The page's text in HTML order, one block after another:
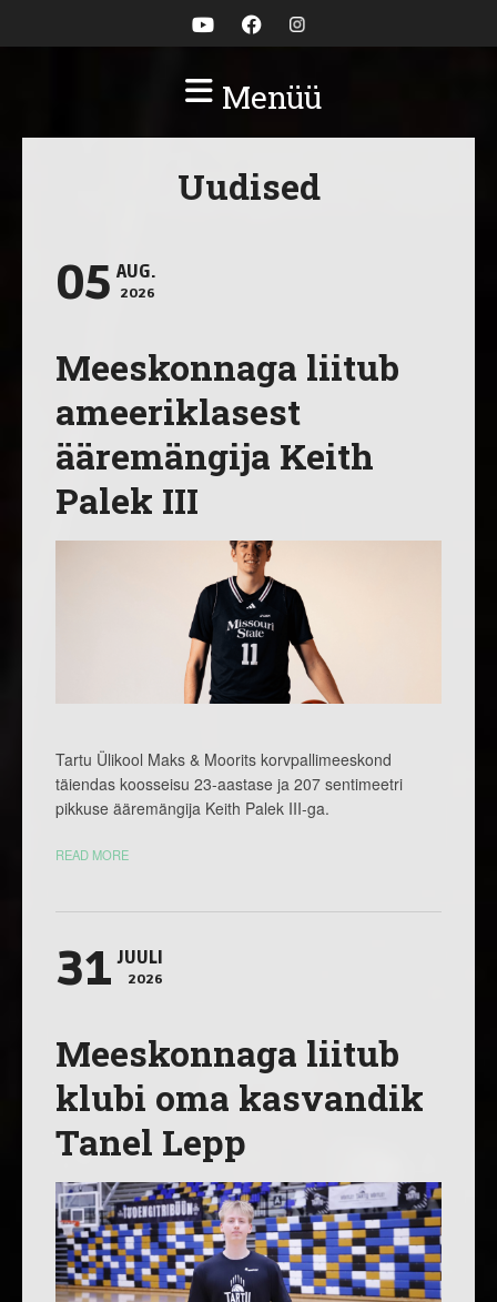
Menüü
Uudised
05 AUG.
2026
Meeskonnaga liitub
ameeriklasest
ääremängija Keith
Palek III
Tartu Ülikool Maks & Moorits korvpallimeeskond
täiendas koosseisu 23-aastase ja 207 sentimeetri
pikkuse ääremängija Keith Palek III-ga.
READ MORE
31 JUULI
2026
Meeskonnaga liitub
klubi oma kasvandik
Tanel Lepp